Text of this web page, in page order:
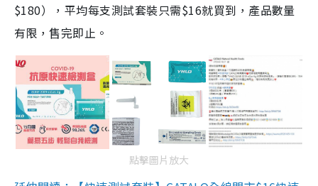
$180），平均每支測試套裝只需$16就買到，產品數量
有限，售完即止。
點擊圖片放大